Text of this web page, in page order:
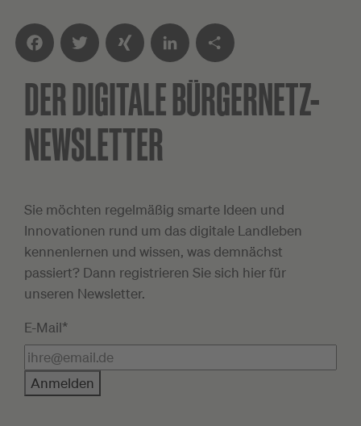
FacebookTwitter XING LinkedInTeilen
DER DIGITALEBÜRGERNETZ-
NEWSLETTER
Sie möchten regelmäßig smarte Ideen und
Innovationen rund um das digitale Landleben
kennenlernen und wissen, was demnächst
passiert? Dann registrieren Sie sich hier für
unseren Newsletter.
E-Mail*
Anmelden